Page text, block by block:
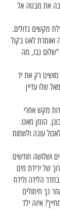
את מבטה אל
מקשים גדולים.
לאט בקול
נבו, מה
רק את יד
שלו עדיין
מקש אחרי
הזמן מאט.
עוגה ולשתות
ושלושה חודשים
של ירידת מים
בחדר הלידה ולידת
כך חיתולים
איזה ילד